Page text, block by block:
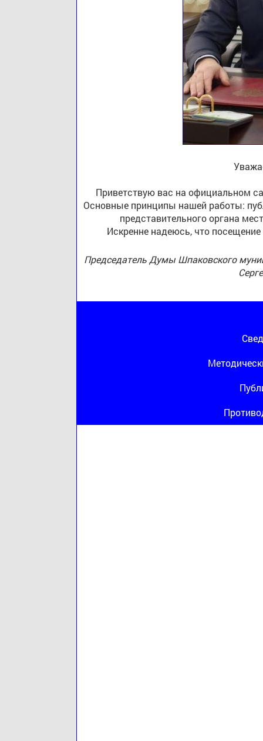
Приветствую вас на официальном
Основные принципы нашей работы:
представительного органа
Искренне надеюсь, что
Председатель Думы Шпаковского